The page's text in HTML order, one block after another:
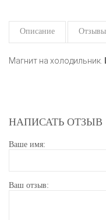
Описание
Магнит на холодильник.
НАПИСАТЬ ОТЗЫВ
Ваше имя:
Ваш отзыв: